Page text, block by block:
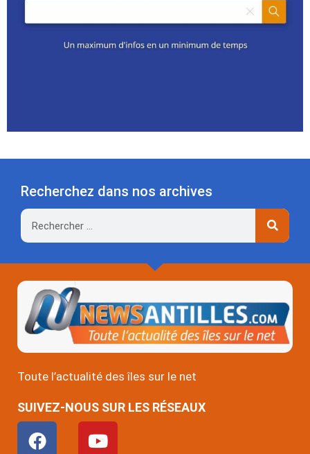
Recherchez dans nos archives
Rechercher
Toute l’actualité des îles sur le net
SUIVEZ-NOUS SUR LES RÉSEAUX
F
a
Y
o